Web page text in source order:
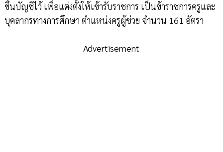
ขึ้นบัญชีไว้ เพื่อแต่งตั้งให้เข้ารับราชการ เป็นข้าราชการครูและ
บุคลากรทางการศึกษา ตำแหน่งครูผู้ช่วย จำนวน 161 อัตรา
Advertisement